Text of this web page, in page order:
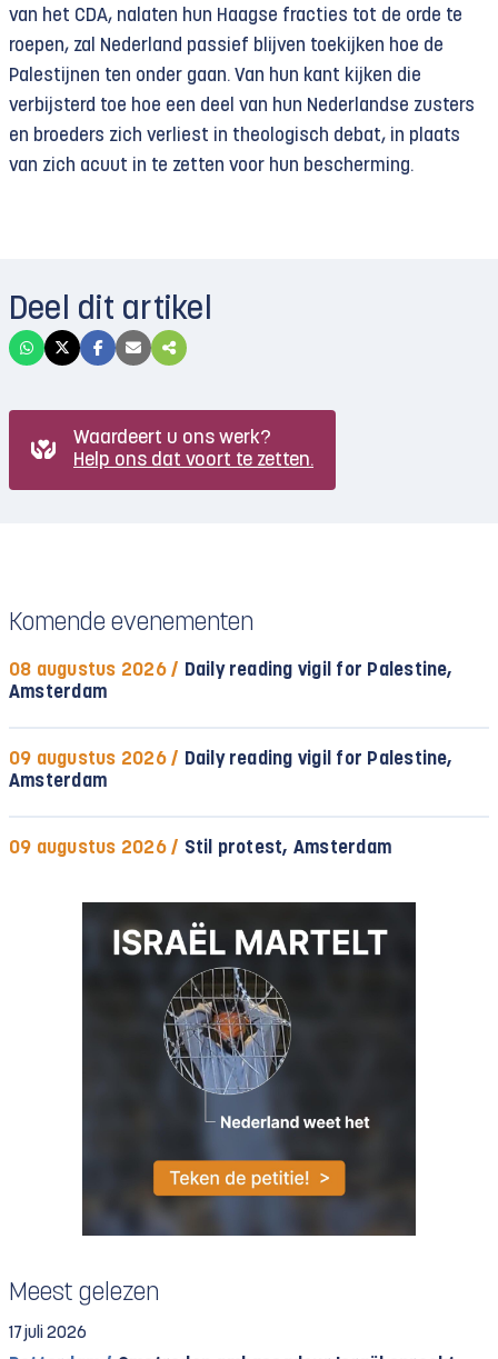
van het CDA, nalaten hun Haagse fracties tot de orde te
roepen, zal Nederland passief blijven toekijken hoe de
Palestijnen ten onder gaan. Van hun kant kijken die
verbijsterd toe hoe een deel van hun Nederlandse zusters
en broeders zich verliest in theologisch debat, in plaats
van zich acuut in te zetten voor hun bescherming.
Deel dit artikel
Waardeert u ons werk?
Help ons dat voort te zetten.
Komende evenementen
08 augustus 2026 / Daily reading vigil for Palestine,
Amsterdam
09 augustus 2026 / Daily reading vigil for Palestine,
Amsterdam
09 augustus 2026 / Stil protest, Amsterdam
Meest gelezen
17 juli 2026